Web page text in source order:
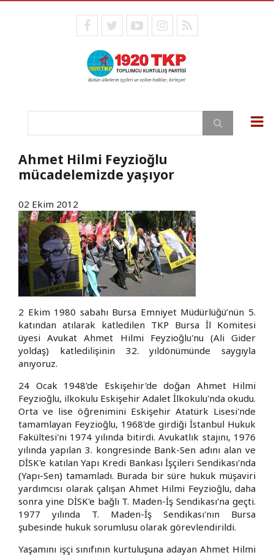
facebooktwitteryoutubeinstagram
RSS
Ara
Ahmet Hilmi Feyzioğlu
mücadelemizde yaşıyor
02 Ekim 2012
2 Ekim 1980 sabahı Bursa Emniyet Müdürlüğü’nün 5.
katından atılarak katledilen TKP Bursa İl Komitesi
üyesi Avukat Ahmet Hilmi Feyzioğlu'nu (Ali Gider
yoldaş) katledilişinin 32. yıldönümünde saygıyla
anıyoruz.
24 Ocak 1948'de Eskişehir'de doğan Ahmet Hilmi
Feyzioğlu, ilkokulu Eskişehir Adalet İlkokulu'nda okudu.
Orta ve lise öğrenimini Eskişehir Atatürk Lisesi'nde
tamamlayan Feyzioğlu, 1968'de girdiği İstanbul Hukuk
Fakültesi'ni 1974 yılında bitirdi. Avukatlık stajını, 1976
yılında yapılan 3. kongresinde Bank-Sen adını alan ve
DİSK'e katılan Yapı Kredi Bankası İşçileri Sendikası'nda
(Yapı-Sen) tamamladı. Burada bir süre hukuk müşaviri
yardımcısı olarak çalışan Ahmet Hilmi Feyzioğlu, daha
sonra yine DİSK'e bağlı T. Maden-İş Sendikası'na geçti.
1977 yılında T. Maden-İş Sendikası'nın Bursa
şubesinde hukuk sorumlusu olarak görevlendirildi.
Yaşamını işçi sınıfının kurtuluşuna adayan Ahmet Hilmi